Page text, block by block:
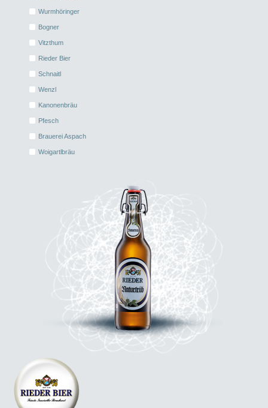
Wurmhöringer
Bogner
Vitzthum
Rieder Bier
Schnaitl
Wenzl
Kanonenbräu
Pfesch
Brauerei Aspach
Woigartlbräu